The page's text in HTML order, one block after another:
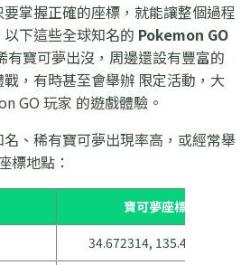
掌握正確的座標，就能讓整個過程
下這些全球知名的 Pokemon GO
有寶可夢出沒，周邊還設有豐富的
，有時甚至會舉辦 限定活動，大
GO 玩家 的遊戲體驗。
、稀有寶可夢出現率高，或經常舉
標地點：
寶可夢座標
34.672314, 135.484802